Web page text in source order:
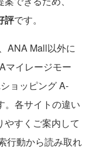
評です。
ANA Mall以外に
マイレージモー
ョッピング A-
。各サイトの違い
すくご案内して
行動から読み取れ